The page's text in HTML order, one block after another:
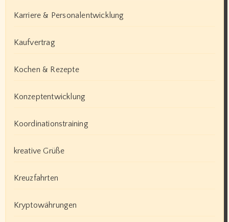
Karriere & Personalentwicklung
Kaufvertrag
Kochen & Rezepte
Konzeptentwicklung
Koordinationstraining
kreative Grüße
Kreuzfahrten
Kryptowährungen